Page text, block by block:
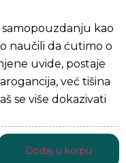
kao
naučili da ćutimo o
uvide, postaje
već tišina
se više dokazivati
Dodaj u korpu